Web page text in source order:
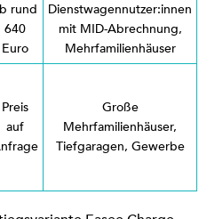
rund
640
Euro
Dienstwagennutzer:innen
mit MID-Abrechnung,
Mehrfamilienhäuser
Preis
auf
Große
Mehrfamilienhäuser,
Tiefgaragen, Gewerbe